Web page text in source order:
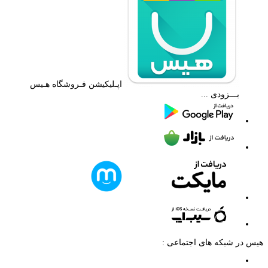
اپـلیکیشن فـروشگاه هـیس
بـــزودی ...
هیس در شبکه های اجتماعی :